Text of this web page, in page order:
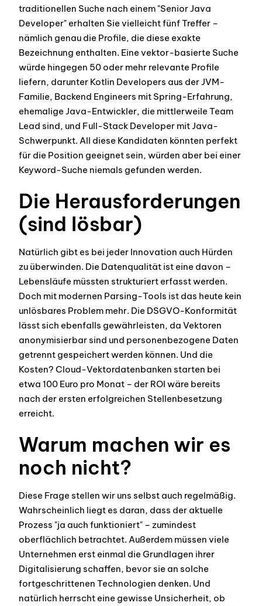
traditionellen Suche nach einem "Senior Java
Developer" erhalten Sie vielleicht fünf Treffer –
nämlich genau die Profile, die diese exakte
Bezeichnung enthalten. Eine vektor-basierte Suche
würde hingegen 50 oder mehr relevante Profile
liefern, darunter Kotlin Developers aus der JVM-
Familie, Backend Engineers mit Spring-Erfahrung,
ehemalige Java-Entwickler, die mittlerweile Team
Lead sind, und Full-Stack Developer mit Java-
Schwerpunkt. All diese Kandidaten könnten perfekt
für die Position geeignet sein, würden aber bei einer
Keyword-Suche niemals gefunden werden.
Die Herausforderungen
(sind lösbar)
Natürlich gibt es bei jeder Innovation auch Hürden
zu überwinden. Die Datenqualität ist eine davon –
Lebensläufe müssten strukturiert erfasst werden.
Doch mit modernen Parsing-Tools ist das heute kein
unlösbares Problem mehr. Die DSGVO-Konformität
lässt sich ebenfalls gewährleisten, da Vektoren
anonymisierbar sind und personenbezogene Daten
getrennt gespeichert werden können. Und die
Kosten? Cloud-Vektordatenbanken starten bei
etwa 100 Euro pro Monat – der ROI wäre bereits
nach der ersten erfolgreichen Stellenbesetzung
erreicht.
Warum machen wir es
noch nicht?
Diese Frage stellen wir uns selbst auch regelmäßig.
Wahrscheinlich liegt es daran, dass der aktuelle
Prozess "ja auch funktioniert" – zumindest
oberflächlich betrachtet. Außerdem müssen viele
Unternehmen erst einmal die Grundlagen ihrer
Digitalisierung schaffen, bevor sie an solche
fortgeschrittenen Technologien denken. Und
natürlich herrscht eine gewisse Unsicherheit, ob